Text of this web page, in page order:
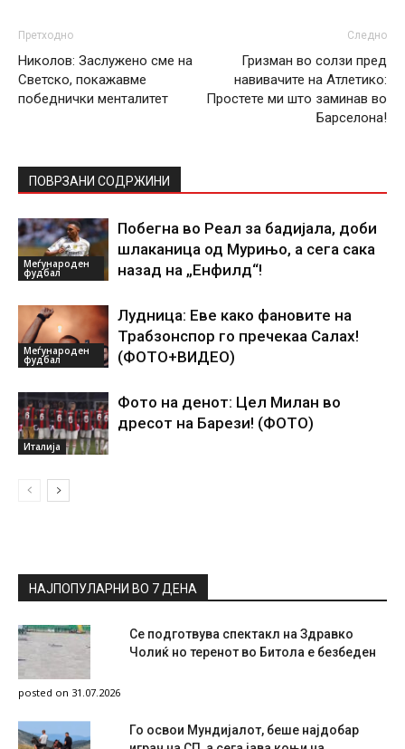
Претходно
Николов: Заслужено сме на
Светско, покажавме
победнички менталитет
Следно
Гризман во солзи пред
навивачите на Атлетико:
Простете ми што заминав во
Барселона!
ПОВРЗАНИ СОДРЖИНИ
Меѓународен
фудбал
Побегна во Реал за бадијала, доби
шлаканица од Мурињо, а сега сака
назад на „Енфилд“!
Меѓународен
фудбал
Лудница: Еве како фановите на
Трабзонспор го пречекаа Салах!
(ФОТО+ВИДЕО)
Италија
Фото на денот: Цел Милан во
дресот на Барези! (ФОТО)
НАЈПОПУЛАРНИ ВО 7 ДЕНА
Се подготвува спектакл на Здравко
Чолиќ но теренот во Битола е безбеден
posted on 31.07.2026
Го освои Мундијалот, беше најдобар